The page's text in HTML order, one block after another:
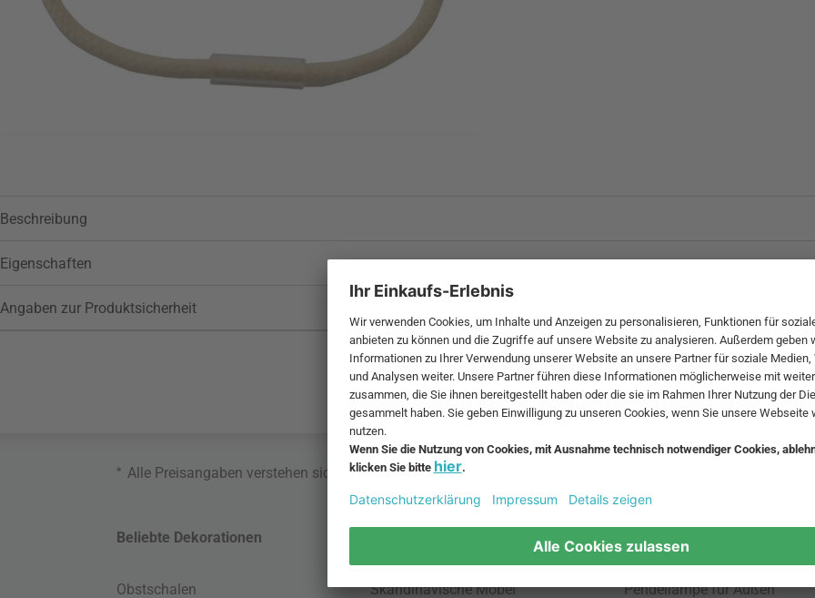
Beschreibung
Eigenschaften
Angaben zur Produktsicherheit
* Alle Preisangaben verstehen sich inklusive MwSt. und zzgl.
Beliebte Dekorationen
Obstschalen
Skandinavische Möbel
Beliebte Leuchten
Pendellampe für Außen